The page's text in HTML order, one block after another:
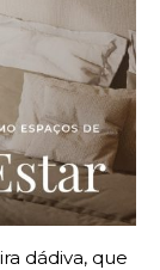
dádiva, que